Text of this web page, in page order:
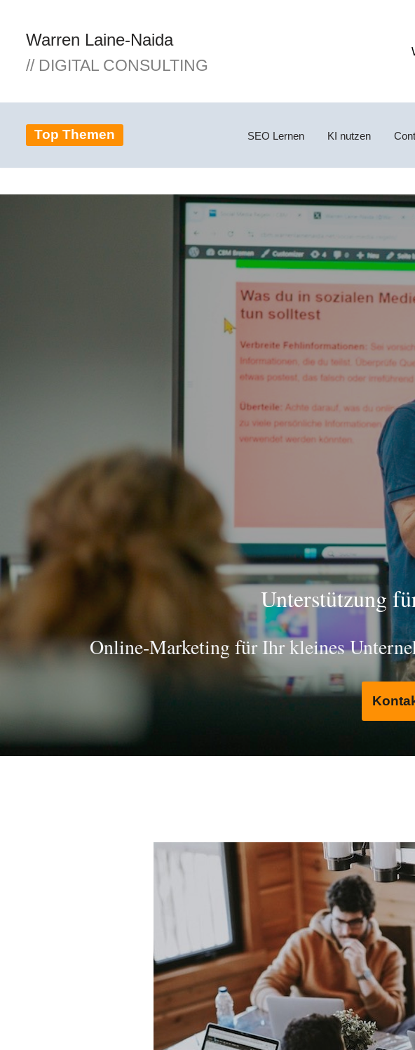
Zum
Inhalt
Warren Laine-Naida
// DIGITAL CONSULTING
Top Themen SEO Lernen KI nutzen
Unterstützung
Online-Marketing für Ihr kleines